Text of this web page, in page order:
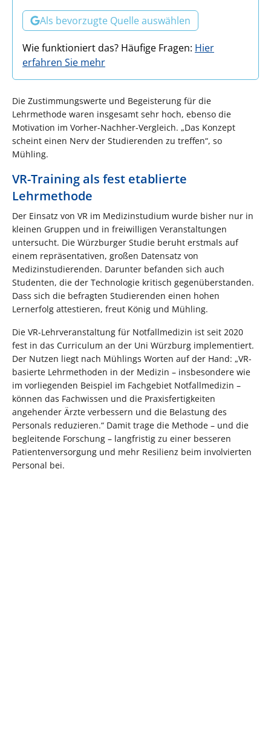
Als bevorzugte Quelle auswählen
Wie funktioniert das? Häufige Fragen: Hier
erfahren Sie mehr
Die Zustimmungswerte und Begeisterung für die
Lehrmethode waren insgesamt sehr hoch, ebenso die
Motivation im Vorher-Nachher-Vergleich. „Das Konzept
scheint einen Nerv der Studierenden zu treffen“, so
Mühling.
VR-Training als fest etablierte
Lehrmethode
Der Einsatz von VR im Medizinstudium wurde bisher nur in
kleinen Gruppen und in freiwilligen Veranstaltungen
untersucht. Die Würzburger Studie beruht erstmals auf
einem repräsentativen, großen Datensatz von
Medizinstudierenden. Darunter befanden sich auch
Studenten, die der Technologie kritisch gegenüberstanden.
Dass sich die befragten Studierenden einen hohen
Lernerfolg attestieren, freut König und Mühling.
Die VR-Lehrveranstaltung für Notfallmedizin ist seit 2020
fest in das Curriculum an der Uni Würzburg implementiert.
Der Nutzen liegt nach Mühlings Worten auf der Hand: „VR-
basierte Lehrmethoden in der Medizin – insbesondere wie
im vorliegenden Beispiel im Fachgebiet Notfallmedizin –
können das Fachwissen und die Praxisfertigkeiten
angehender Ärzte verbessern und die Belastung des
Personals reduzieren.“ Damit trage die Methode – und die
begleitende Forschung – langfristig zu einer besseren
Patientenversorgung und mehr Resilienz beim involvierten
Personal bei.